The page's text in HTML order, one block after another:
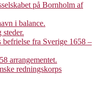
på Bornholm af
i balance.
fra Sverige 1658 –
arrangementet.
redningskorps